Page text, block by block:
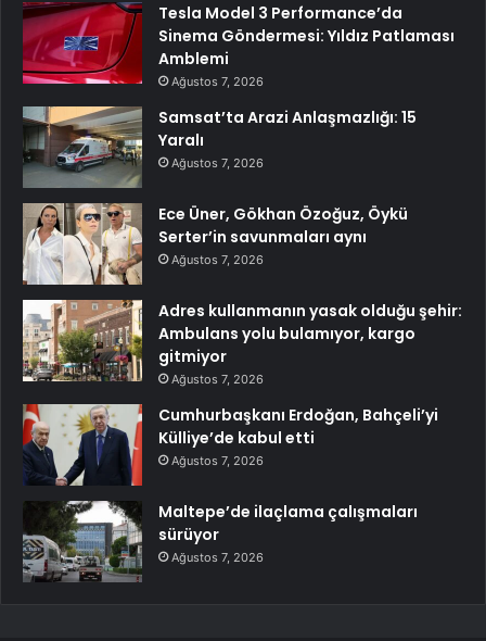
Tesla Model 3 Performance’da
Sinema Göndermesi: Yıldız Patlaması
Amblemi
Ağustos 7, 2026
Samsat’ta Arazi Anlaşmazlığı: 15
Yaralı
Ağustos 7, 2026
Ece Üner, Gökhan Özoğuz, Öykü
Serter’in savunmaları aynı
Ağustos 7, 2026
Adres kullanmanın yasak olduğu şehir:
Ambulans yolu bulamıyor, kargo
gitmiyor
Ağustos 7, 2026
Cumhurbaşkanı Erdoğan, Bahçeli’yi
Külliye’de kabul etti
Ağustos 7, 2026
Maltepe’de ilaçlama çalışmaları
sürüyor
Ağustos 7, 2026